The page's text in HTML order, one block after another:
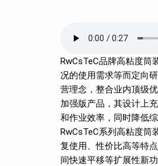
RwCsTeC品牌高粘度筒
况的使用需求等而定向
营理念，整合业内顶级
加强版产品，其设计上
和作业效率，同时降低综
RwCsTeC系列高粘度筒
复使用、性价比高等特
间快速平移等扩展性新